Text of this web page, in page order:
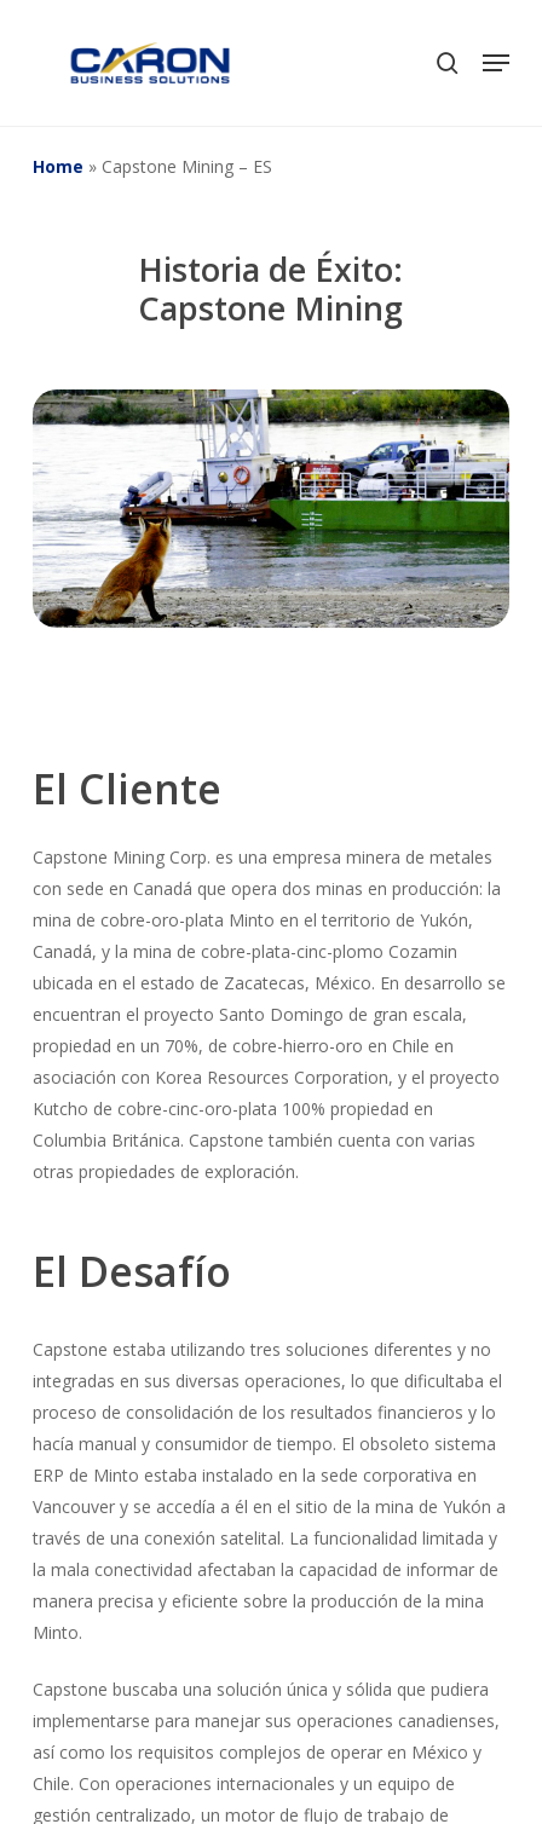
search
Menu
Home » Capstone Mining – ES
Historia de Éxito:
Capstone Mining
El Cliente
Capstone Mining Corp. es una empresa minera de metales
con sede en Canadá que opera dos minas en producción: la
mina de cobre-oro-plata Minto en el territorio de Yukón,
Canadá, y la mina de cobre-plata-cinc-plomo Cozamin
ubicada en el estado de Zacatecas, México. En desarrollo se
encuentran el proyecto Santo Domingo de gran escala,
propiedad en un 70%, de cobre-hierro-oro en Chile en
asociación con Korea Resources Corporation, y el proyecto
Kutcho de cobre-cinc-oro-plata 100% propiedad en
Columbia Británica. Capstone también cuenta con varias
otras propiedades de exploración.
El Desafío
Capstone estaba utilizando tres soluciones diferentes y no
integradas en sus diversas operaciones, lo que dificultaba el
proceso de consolidación de los resultados financieros y lo
hacía manual y consumidor de tiempo. El obsoleto sistema
ERP de Minto estaba instalado en la sede corporativa en
Vancouver y se accedía a él en el sitio de la mina de Yukón a
través de una conexión satelital. La funcionalidad limitada y
la mala conectividad afectaban la capacidad de informar de
manera precisa y eficiente sobre la producción de la mina
Minto.
Capstone buscaba una solución única y sólida que pudiera
implementarse para manejar sus operaciones canadienses,
así como los requisitos complejos de operar en México y
Chile. Con operaciones internacionales y un equipo de
gestión centralizado, un motor de flujo de trabajo de
Close